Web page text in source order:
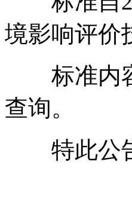
境影响评价
标准内容
查询。
特此公